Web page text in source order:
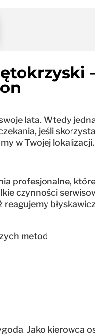
lata. Wtedy
jeśli
w Twojej lokalizacji.
profesjonalne,
czynności
metod
Jako kierowca